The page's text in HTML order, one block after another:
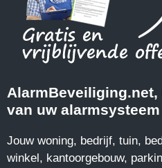
van uw alarmsysteem
Jouw woning, bedrijf, tuin,
winkel, kantoorgebouw,